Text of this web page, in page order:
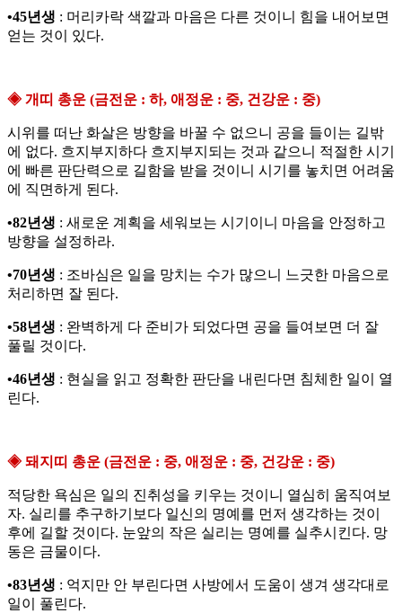
•45년생 : 머리카락 색깔과 마음은 다른 것이니 힘을 내어보면
얻는 것이 있다.
◈ 개띠 총운 (금전운 : 하, 애정운 : 중, 건강운 : 중)
시위를 떠난 화살은 방향을 바꿀 수 없으니 공을 들이는 길밖
에 없다. 흐지부지하다 흐지부지되는 것과 같으니 적절한 시기
에 빠른 판단력으로 길함을 받을 것이니 시기를 놓치면 어려움
에 직면하게 된다.
•82년생 : 새로운 계획을 세워보는 시기이니 마음을 안정하고
방향을 설정하라.
•70년생 : 조바심은 일을 망치는 수가 많으니 느긋한 마음으로
처리하면 잘 된다.
•58년생 : 완벽하게 다 준비가 되었다면 공을 들여보면 더 잘
풀릴 것이다.
•46년생 : 현실을 읽고 정확한 판단을 내린다면 침체한 일이 열
린다.
◈ 돼지띠 총운 (금전운 : 중, 애정운 : 중, 건강운 : 중)
적당한 욕심은 일의 진취성을 키우는 것이니 열심히 움직여보
자. 실리를 추구하기보다 일신의 명예를 먼저 생각하는 것이
후에 길할 것이다. 눈앞의 작은 실리는 명예를 실추시킨다. 망
동은 금물이다.
•83년생 : 억지만 안 부린다면 사방에서 도움이 생겨 생각대로
일이 풀린다.